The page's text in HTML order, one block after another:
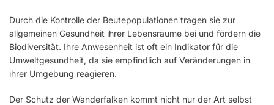
Durch die Kontrolle der Beutepopulationen tragen sie zur
allgemeinen Gesundheit ihrer Lebensräume bei und fördern die
Biodiversität. Ihre Anwesenheit ist oft ein Indikator für die
Umweltgesundheit, da sie empfindlich auf Veränderungen in
ihrer Umgebung reagieren.
Der Schutz der Wanderfalken kommt nicht nur der Art selbst